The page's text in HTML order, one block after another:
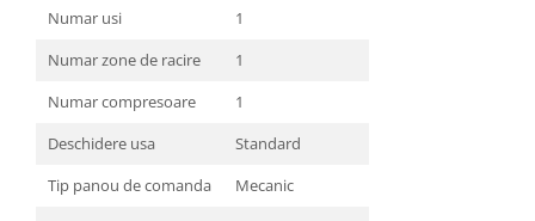
Numar usi
1
Numar zone de racire
1
Numar compresoare
1
Deschidere usa
Standard
Tip panou de comanda
Mecanic